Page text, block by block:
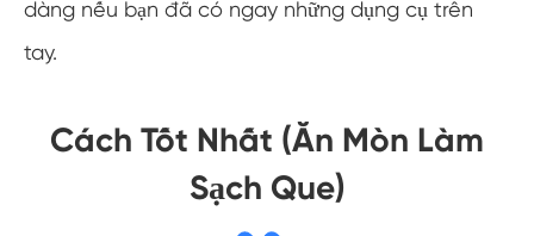
dàng nếu bạn đã có ngay những dụng cụ trên
tay.
Cách Tốt Nhất (Ăn Mòn Làm
Sạch Que)